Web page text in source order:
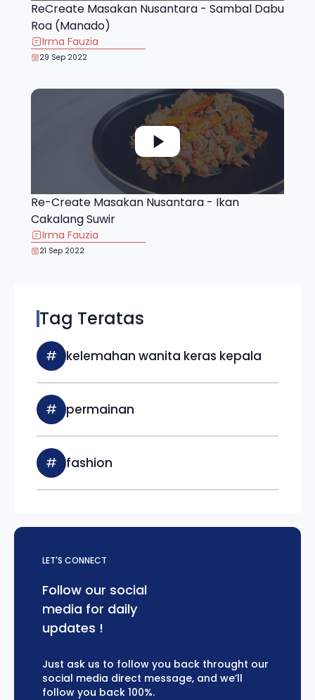
ReCreate Masakan Nusantara - Sambal Dabu
Roa (Manado)
Irma Fauzia
29 Sep 2022
Re-Create Masakan Nusantara - Ikan
Cakalang Suwir
Irma Fauzia
21 Sep 2022
Tag Teratas
# kelemahan wanita keras kepala
# permainan
# fashion
LET'S CONNECT
Follow our social
media for daily
updates !
Just ask us to follow you back throught our
social media direct message, and we’ll
follow you back 100%.